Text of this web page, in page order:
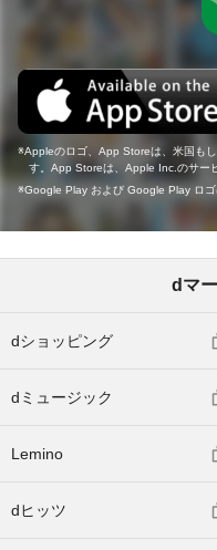
Appleのロゴ、App Storeは、米国も
す。App Storeは、Apple Inc.のサー
Google Play および Google Play ロゴ
dマ
dショッピング
dミュージック
Lemino
dヒッツ